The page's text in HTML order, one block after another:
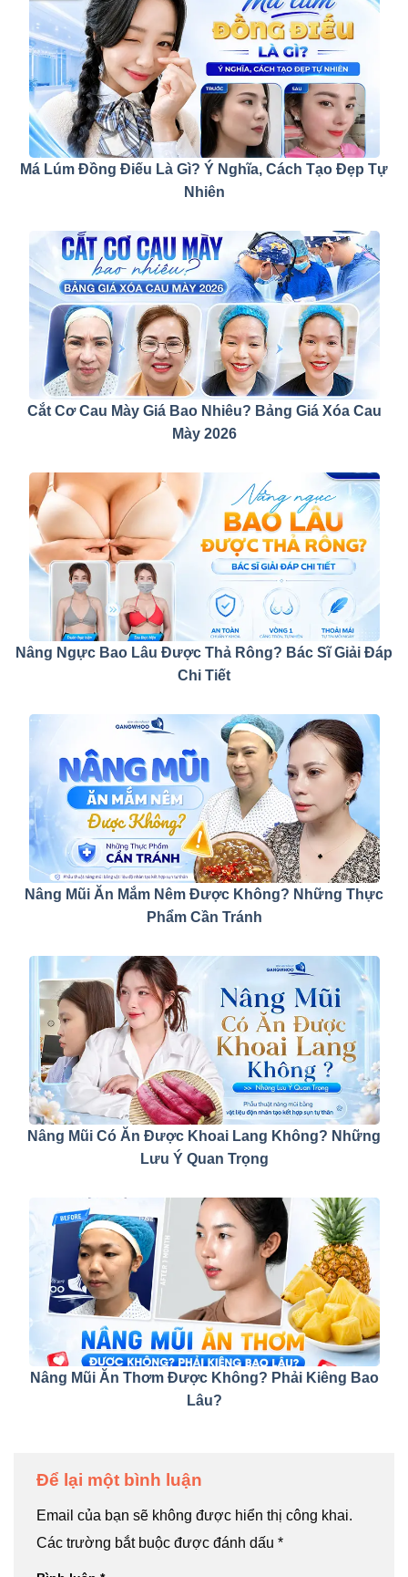
Má Lúm Đồng Điếu Là Gì? Ý Nghĩa, Cách Tạo Đẹp Tự
Nhiên
Cắt Cơ Cau Mày Giá Bao Nhiêu? Bảng Giá Xóa Cau
Mày 2026
Nâng Ngực Bao Lâu Được Thả Rông? Bác Sĩ Giải Đáp
Chi Tiết
Nâng Mũi Ăn Mắm Nêm Được Không? Những Thực
Phẩm Cần Tránh
Nâng Mũi Có Ăn Được Khoai Lang Không? Những
Lưu Ý Quan Trọng
Nâng Mũi Ăn Thơm Được Không? Phải Kiêng Bao
Lâu?
Để lại một bình luận
Email của bạn sẽ không được hiển thị công khai.
Các trường bắt buộc được đánh dấu *